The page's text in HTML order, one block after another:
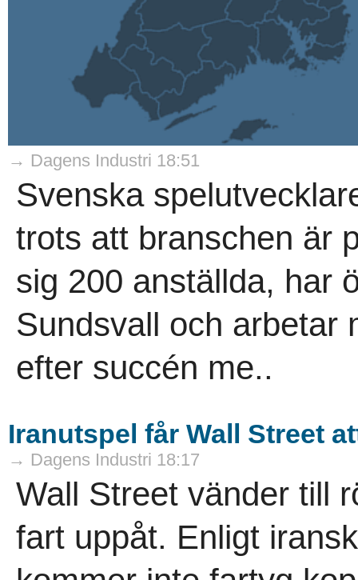
→ Dagens Industri 18:51
Svenska
trots att branschen är
sig 200 anställda, har
Sundsvall och arbetar
efter succén me..
Iranutspel får Wall Street
→ Dagens Industri 18:17
Wall Street vänder till
fart uppåt. Enligt